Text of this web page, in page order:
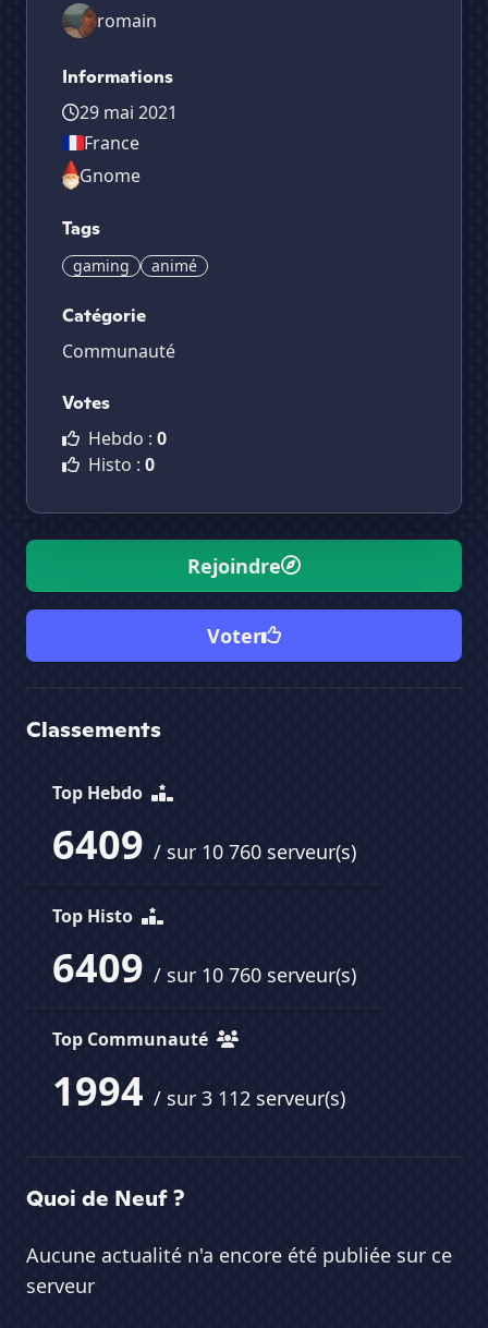
romain
Informations
29 mai 2021
France
Gnome
Tags
gaming animé
Catégorie
Communauté
Votes
Hebdo : 0
Histo : 0
Rejoindre
Voter
Classements
Top Hebdo
6409 / sur 10 760 serveur(s)
Top Histo
6409 / sur 10 760 serveur(s)
Top Communauté
1994 / sur 3 112 serveur(s)
Quoi de Neuf ?
Aucune actualité n'a encore été publiée sur ce
serveur